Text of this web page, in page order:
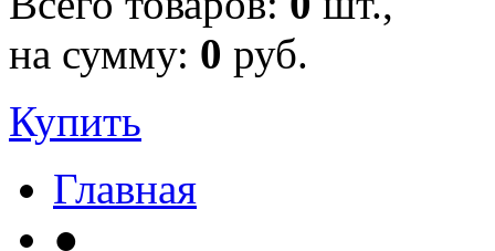
на сумму: 0 руб.
Купить
Главная
●